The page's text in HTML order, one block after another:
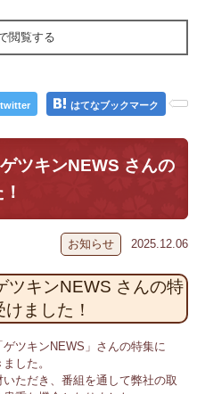
閲覧する
twitter はてなブックマーク
ツキンNEWS さんの
お知らせ 2025.12.06
ツキンNEWS さんの特
ました！
ツキンNEWS」さんの特集に
した。
ただき、番組を通して弊社の取